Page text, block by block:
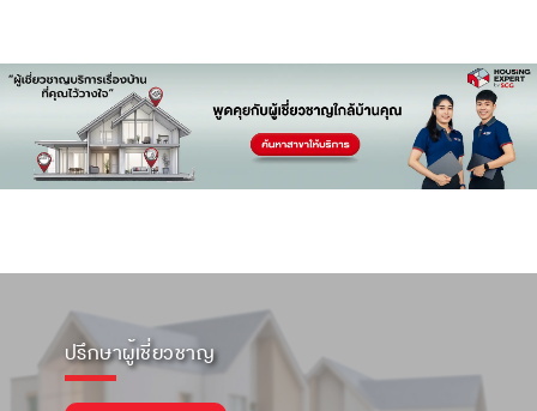
ปรึกษาผู้เชี่ยวชาญ